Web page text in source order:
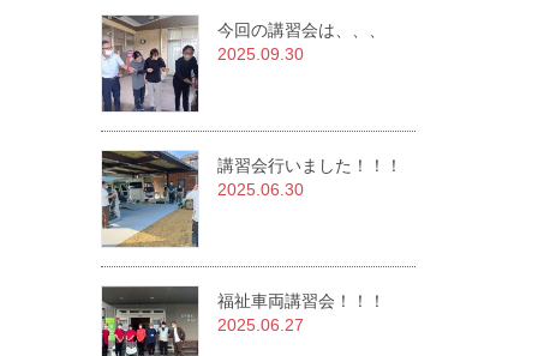
今回の講習会は、、、
2025.09.30
講習会行いました！！！
2025.06.30
福祉車両講習会！！！
2025.06.27